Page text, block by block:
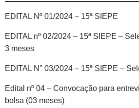
EDITAL Nº 01/2024 – 15ª SIEPE
EDITAL nº 02/2024 – 15ª SIEPE –
3 meses
EDITAL N° 03/2024 – 15ª SIEPE –
Edital nº 04 – Convocação para
bolsa (03 meses)